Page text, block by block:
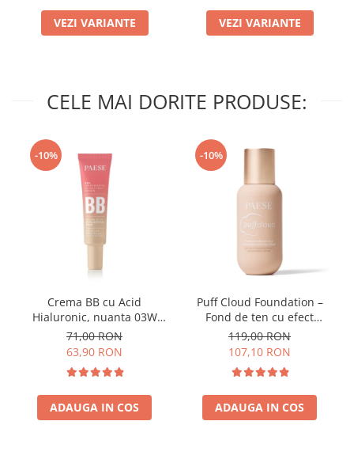
VEZI VARIANTE VEZI VARIANTE
CELE MAI DORITE PRODUSE:
-10%
Crema BB cu Acid
Hialuronic, nuanta 03W
NATURAL 30ml
71,00 RON
63,90 RON
ADAUGA IN COS
-10%
Puff Cloud Foundation –
Fond de ten cu efect
natural
119,00 RON
107,10 RON
ADAUGA IN COS